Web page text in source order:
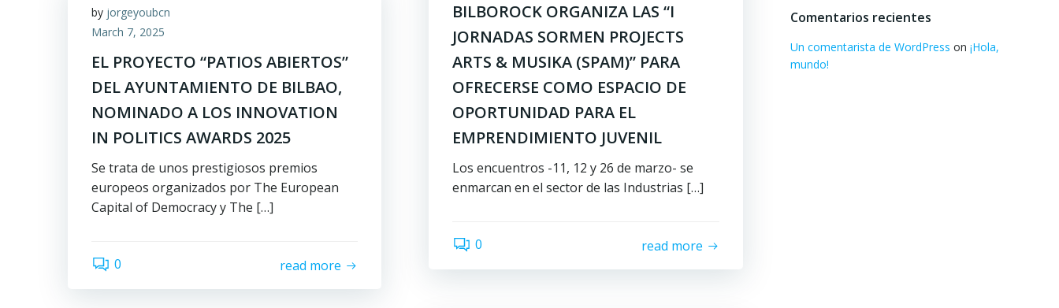
BILBOROCK ORGANIZA LAS “I
JORNADAS SORMEN PROJECTS
ARTS & MUSIKA (SPAM)” PARA
OFRECERSE COMO ESPACIO DE
OPORTUNIDAD PARA EL
EMPRENDIMIENTO JUVENIL
Los encuentros -11, 12 y 26 de marzo- se
enmarcan en el sector de las Industrias […]
0 read more
by jorgeyoubcn
March 7, 2025
EL PROYECTO “PATIOS ABIERTOS”
DEL AYUNTAMIENTO DE BILBAO,
NOMINADO A LOS INNOVATION
IN POLITICS AWARDS 2025
Se trata de unos prestigiosos premios
europeos organizados por The European
Capital of Democracy y The […]
0 read more
Comentarios recientes
Un comentarista de WordPress on ¡Hola,
mundo!